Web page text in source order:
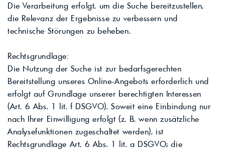
Die Verarbeitung erfolgt, um die Suche bereitzustellen,
die Relevanz der Ergebnisse zu verbessern und
technische Störungen zu beheben.
Rechtsgrundlage:
Die Nutzung der Suche ist zur bedarfsgerechten
Bereitstellung unseres Online-Angebots erforderlich und
erfolgt auf Grundlage unserer berechtigten Interessen
(Art. 6 Abs. 1 lit. f DSGVO). Soweit eine Einbindung nur
nach Ihrer Einwilligung erfolgt (z. B. wenn zusätzliche
Analysefunktionen zugeschaltet werden), ist
Rechtsgrundlage Art. 6 Abs. 1 lit. a DSGVO; die